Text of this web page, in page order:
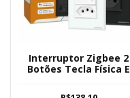
Interruptor Zigbee 2
Botões Tecla Física E
Tuya